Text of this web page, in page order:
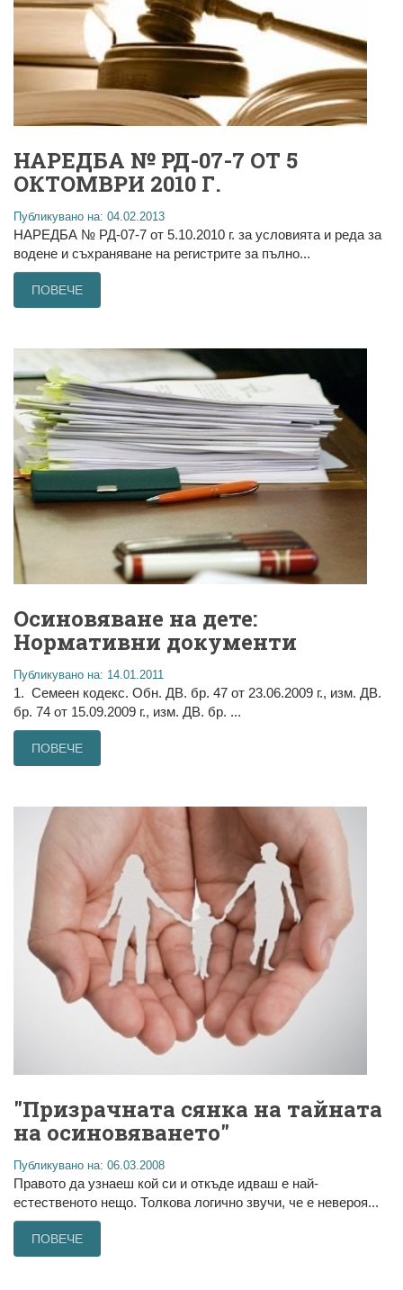
НАРЕДБА № РД-07-7 ОТ 5
ОКТОМВРИ 2010 Г.
Публикувано на: 04.02.2013
НАРЕДБА № РД-07-7 от 5.10.2010 г. за условията и реда за
водене и съхраняване на регистрите за пълно...
ПОВЕЧЕ
Осиновяване на дете:
Нормативни документи
Публикувано на: 14.01.2011
1. Семеен кодекс. Обн. ДВ. бр. 47 от 23.06.2009 г., изм. ДВ.
бр. 74 от 15.09.2009 г., изм. ДВ. бр. ...
ПОВЕЧЕ
"Призрачната сянка на тайната
на осиновяването"
Публикувано на: 06.03.2008
Правото да узнаеш кой си и откъде идваш е най-
естественото нещо. Толкова логично звучи, че е невероя...
ПОВЕЧЕ